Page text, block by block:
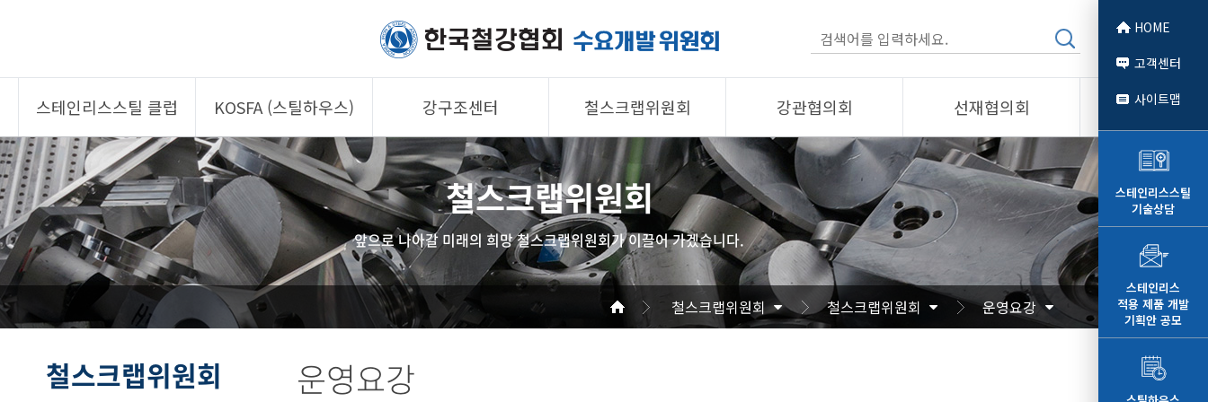
스테인리스스틸 클럽
제품소개
회원사
클럽 소개
정보/자문
사진/영상
제품 기획안 상시
공모
KOSFA (스틸하우스)
제품소개
회원사
KOSFA
알림/자료
사진/영상
강구조센터
제품소개
회원사
강구조센터
알림/자료
사진/영상
철스크랩위원회
제품소개
회원사
철스크랩위원회
알림/자료
사진/영상
강관협의회
제품 소개
회원사
협의회 소개
공지/자료
기술자문
사진/영상
선재협의회
제품소개
회원사
선재협의회
알림/자료
사진/영상
철스크랩위원회
앞으로 나아갈 미래의 희망 철스크랩위원회가 이끌어 가겠습니다.
철스크랩위원회 철스크랩위원회 운영요강
철스크랩위원회 운영요강
HOME
고객센터
사이트맵
스테인리스스틸
기술상담
스테인리스
적용 제품 개발
기획안 공모